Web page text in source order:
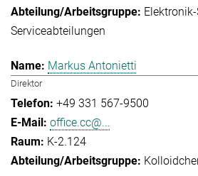
Serviceabteilungen
Markus Antonietti
Direktor
+49 331 567-9500
office.cc@...
K-2.124